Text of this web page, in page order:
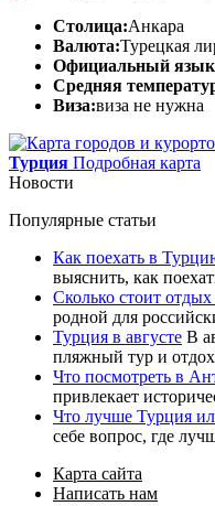
Столица:Анкара
Валюта:Турецкая
Официальный
Средняя
Виза:виза не нужна
Турция Подробная карта
Новости
Популярные статьи
Как поехать в
выяснить, как
Сколько стоит
родной для
Турция в августе В
пляжный тур и
Что посмотреть в
привлекает
Что лучше Турция
себе вопрос, где
Карта сайта
Написать нам